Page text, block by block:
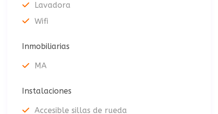
Lavadora
Wifi
Inmobiliarias
MA
Instalaciones
Accesible sillas de rueda